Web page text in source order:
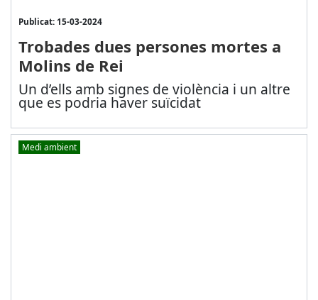
Publicat: 15-03-2024
Trobades dues persones mortes a
Molins de Rei
Un d’ells amb signes de violència i un altre
que es podria haver suïcidat
Medi ambient